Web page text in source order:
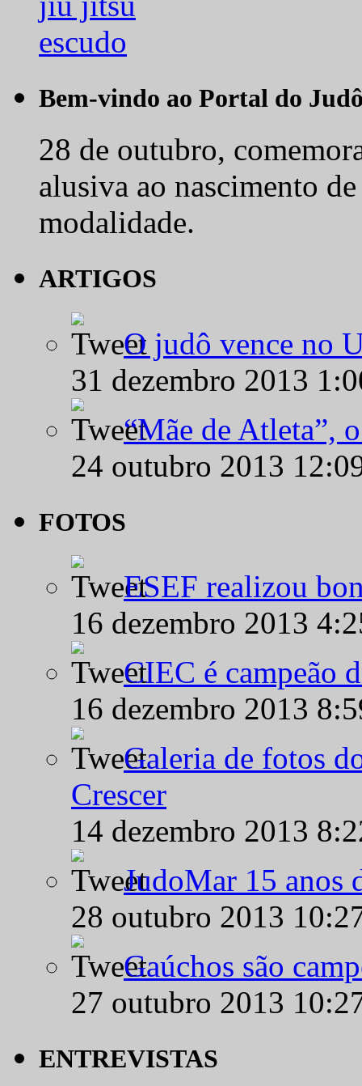
Bem-vindo ao Portal do
28 de outubro,
alusiva ao nascimento
modalidade.
ARTIGOS
O judô vence no
31 dezembro 2013
“Mãe de Atleta”,
24 outubro 2013
FOTOS
ESEF realizou
16 dezembro 2013
CIEC é campeão
16 dezembro 2013
Galeria de fotos
Crescer
14 dezembro 2013
JudoMar 15 anos
28 outubro 2013
Gaúchos são
27 outubro 2013
ENTREVISTAS